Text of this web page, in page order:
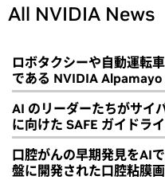
All NVIDIA News
ロボタクシーや自動運転
である NVIDIA
AI のリーダーたちがサイ
に向けた SAFE ガイドラ
口腔がんの早期発見をAI
盤に開発された口腔粘膜